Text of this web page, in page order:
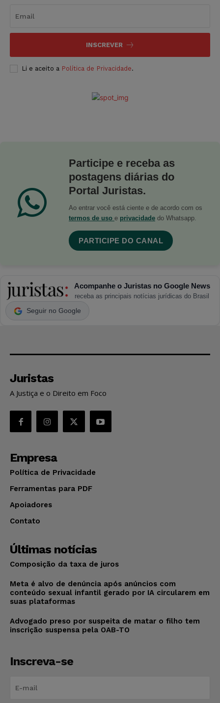
INSCREVER
Li e aceito a Política de Privacidade.
Participe e receba as
postagens diárias do
Portal Juristas.
Ao entrar você está ciente e de acordo com os
termos de uso e privacidade do Whatsapp.
PARTICIPE DO CANAL
Acompanhe o Juristas no Google News
receba as principais notícias jurídicas do Brasil
Seguir no Google
Juristas
A Justiça e o Direito em Foco
Empresa
Política de Privacidade
Ferramentas para PDF
Apoiadores
Contato
Últimas notícias
Composição da taxa de juros
Meta é alvo de denúncia após anúncios com
conteúdo sexual infantil gerado por IA circularem em
suas plataformas
Advogado preso por suspeita de matar o filho tem
inscrição suspensa pela OAB-TO
Inscreva-se